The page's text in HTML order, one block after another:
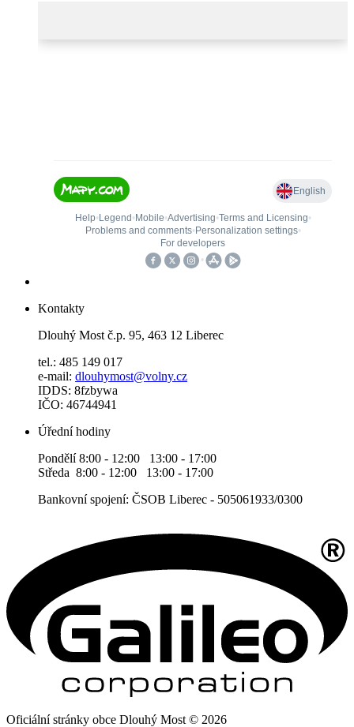
Kontakty
Dlouhý Most č.p. 95, 463 12 Liberec
tel.: 485 149 017
e-mail: dlouhymost@volny.cz
IDDS: 8fzbywa
IČO: 46744941
Úřední hodiny
Pondělí 8:00 - 12:00 13:00 - 17:00
Středa 8:00 - 12:00 13:00 - 17:00
Bankovní spojení: ČSOB Liberec - 505061933/0300
Oficiální stránky obce Dlouhý Most © 2026